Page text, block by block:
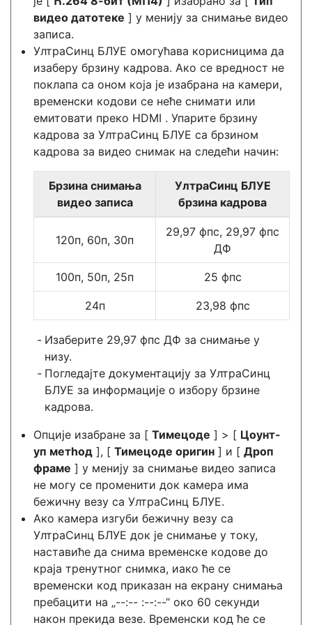
видео датотеке ] у менију за снимање видео
записа.
УлтраСинц БЛУЕ омогућава корисницима да
изаберу брзину кадрова. Ако се вредност не
поклапа са оном која је изабрана на камери,
временски кодови се неће снимати или
емитовати преко HDMI . Упарите брзину
кадрова за УлтраСинц БЛУЕ са брзином
кадрова за видео снимак на следећи начин:
Брзина снимања
видео записа
УлтраСинц БЛУЕ
брзина кадрова
120п, 60п, 30п
29,97 фпс, 29,97 фпс
ДФ
100п, 50п, 25п 25 фпс
24п 23,98 фпс
Изаберите 29,97 фпс ДФ за снимање у
низу.
Погледајте документацију за УлтраСинц
БЛУЕ за информације о избору брзине
кадрова.
Опције изабране за [ Тимецоде ] > [ Цоунт-
уп метһод ], [ Тимецоде оригин ] и [ Дроп
фраме ] у менију за снимање видео записа
не могу се променити док камера има
бежичну везу са УлтраСинц БЛУЕ.
Ако камера изгуби бежичну везу са
УлтраСинц БЛУЕ док је снимање у току,
наставиће да снима временске кодове до
краја тренутног снимка, иако ће се
временски код приказан на екрану снимања
пребацити на „--:-- :--:--“ око 60 секунди
након прекида везе. Временски код ће се